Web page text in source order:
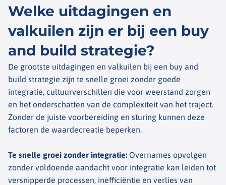
Welke uitdagingen en
valkuilen zijn er bij een buy
and build strategie?
De grootste uitdagingen en valkuilen bij een buy and
build strategie zijn te snelle groei zonder goede
integratie, cultuurverschillen die voor weerstand zorgen
en het onderschatten van de complexiteit van het traject.
Zonder de juiste voorbereiding en sturing kunnen deze
factoren de waardecreatie beperken.
Te snelle groei zonder integratie: Overnames opvolgen
zonder voldoende aandacht voor integratie kan leiden tot
versnipperde processen, inefficiëntie en verlies van